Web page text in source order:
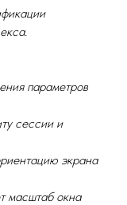
параметров
сессии и
экрана
масштаб окна